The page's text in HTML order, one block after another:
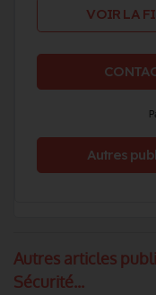
VOIR LA
Autres
Autres articles
Sécurité...